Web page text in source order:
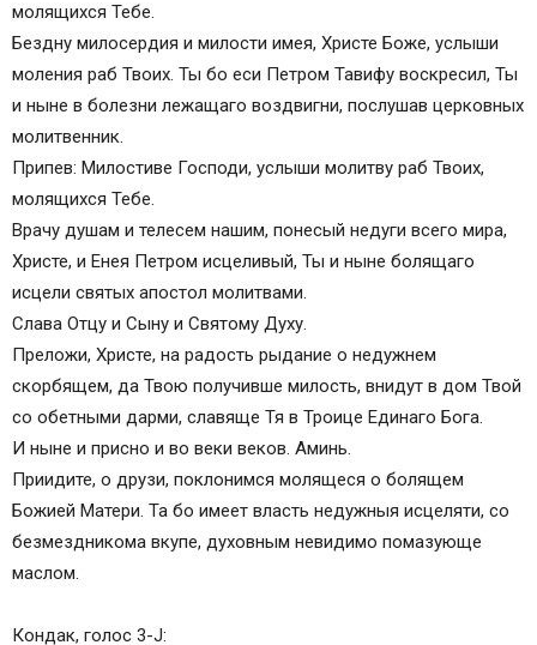
молящихся Тебе.
Бездну милосердия и милости имея, Христе Боже, услыши
моления раб Твоих. Ты бо еси Петром Тавифу воскресил, Ты
и ныне в болезни лежащаго воздвигни, послушав церковных
молитвенник.
Припев: Милостиве Господи, услыши молитву раб Твоих,
молящихся Тебе.
Врачу душам и телесем нашим, понесый недуги всего мира,
Христе, и Енея Петром исцеливый, Ты и ныне болящаго
исцели святых апостол молитвами.
Слава Отцу и Сыну и Святому Духу.
Преложи, Христе, на радость рыдание о недужнем
скорбящем, да Твою получивше милость, внидут в дом Твой
со обетными дарми, славяще Тя в Троице Единаго Бога.
И ныне и присно и во веки веков. Аминь.
Приидите, о друзи, поклонимся молящеся о болящем
Божией Матери. Та бо имеет власть недужныя исцеляти, со
безмездникома вкупе, духовным невидимо помазующе
маслом.
Кондак, голос 3-J: